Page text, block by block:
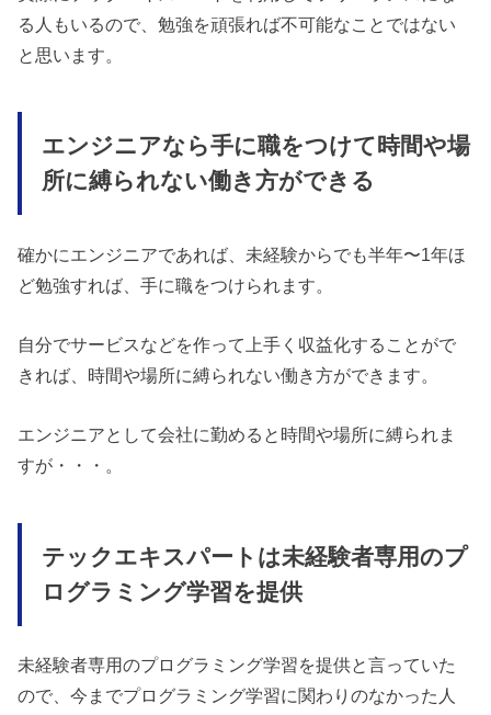
る人もいるので、勉強を頑張れば不可能なことではない
と思います。
エンジニアなら手に職をつけて時間や場
所に縛られない働き方ができる
確かにエンジニアであれば、未経験からでも半年〜1年ほ
ど勉強すれば、手に職をつけられます。
自分でサービスなどを作って上手く収益化することがで
きれば、時間や場所に縛られない働き方ができます。
エンジニアとして会社に勤めると時間や場所に縛られま
すが・・・。
テックエキスパートは未経験者専用のプ
ログラミング学習を提供
未経験者専用のプログラミング学習を提供と言っていた
ので、今までプログラミング学習に関わりのなかった人